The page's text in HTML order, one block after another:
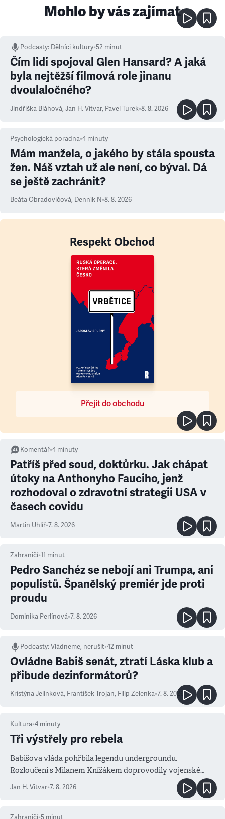
Mohlo by vás zajímat
Podcasty: Dělníci kultury•52 minut
Čím lidi spojoval Glen Hansard? A jaká
byla nejtěžší filmová role jinanu
dvoulaločného?
Jindřiška Bláhová, Jan H. Vitvar, Pavel Turek•8. 8. 2026
Psychologická poradna•4 minuty
Mám manžela, o jakého by stála spousta
žen. Náš vztah už ale není, co býval. Dá
se ještě zachránit?
Beáta Obradovičová, Denník N•8. 8. 2026
Respekt Obchod
Přejít do obchodu
Komentář•4 minuty
Patříš před soud, doktůrku. Jak chápat
útoky na Anthonyho Fauciho, jenž
rozhodoval o zdravotní strategii USA v
časech covidu
Martin Uhlíř•7. 8. 2026
Zahraničí•11 minut
Pedro Sanchéz se nebojí ani Trumpa, ani
populistů. Španělský premiér jde proti
proudu
Dominika Perlínová•7. 8. 2026
Podcasty:Vládneme, nerušit•42 minut
Ovládne Babiš senát, ztratí Láska klub a
přibude dezinformátorů?
Kristýna Jelínková, František Trojan, Filip Zelenka•7. 8. 2026
Kultura•4 minuty
Tři výstřely pro rebela
Babišova vláda pohřbila legendu undergroundu.
Rozloučení s Milanem Knížákem doprovodily vojenské
salvy i kritika pokrokářů
Jan H. Vitvar•7. 8. 2026